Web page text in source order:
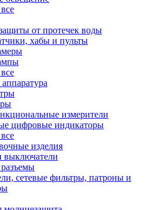
от протечек воды
хабы и пульты
измерители
цифровые индикаторы
изделия
выключатели
сетевые фильтры, патроны и